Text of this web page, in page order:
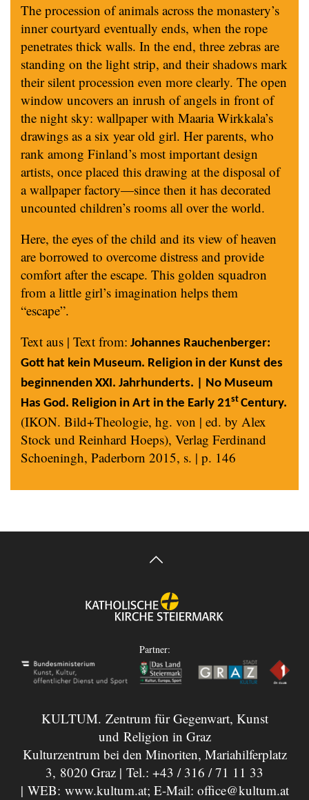
The procession of animals across the monastery’s
inner courtyard eventually ends, when the rope
penetrates thick walls. In the end, three zebras are
standing on the light strip, and their shadows mark
their silent procession even more clearly. The open
window uncovers an inrush of angels in front of
the night sky: wallpaper with Maaria Wirkkala’s
drawings as a six year old girl. Her parents, who
rank among Finland’s most important design
artists, once placed this drawing at the disposal of
a wallpaper factory—since then it has decorated
uncounted children’s rooms all over the world.
Here, the eyes of the child and its view of heaven
are borrowed to overcome distress and provide
comfort after the escape. This golden squadron
from a little girl’s imagination helps them
“escape”.
Text aus | Text from: Johannes Rauchenberger:
Gott hat kein Museum. Religion in der Kunst des
beginnenden XXI. Jahrhunderts. | No Museum
Has God. Religion in Art in the Early 21st Century.
(IKON. Bild+Theologie, hg. von | ed. by Alex
Stock und Reinhard Hoeps), Verlag Ferdinand
Schoeningh, Paderborn 2015, s. | p. 146
Partner:
KULTUM. Zentrum für Gegenwart, Kunst
und Religion in Graz
Kulturzentrum bei den Minoriten, Mariahilferplatz
3, 8020 Graz | Tel.: +43 / 316 / 71 11 33
| WEB: www.kultum.at; E-Mail: office@kultum.at